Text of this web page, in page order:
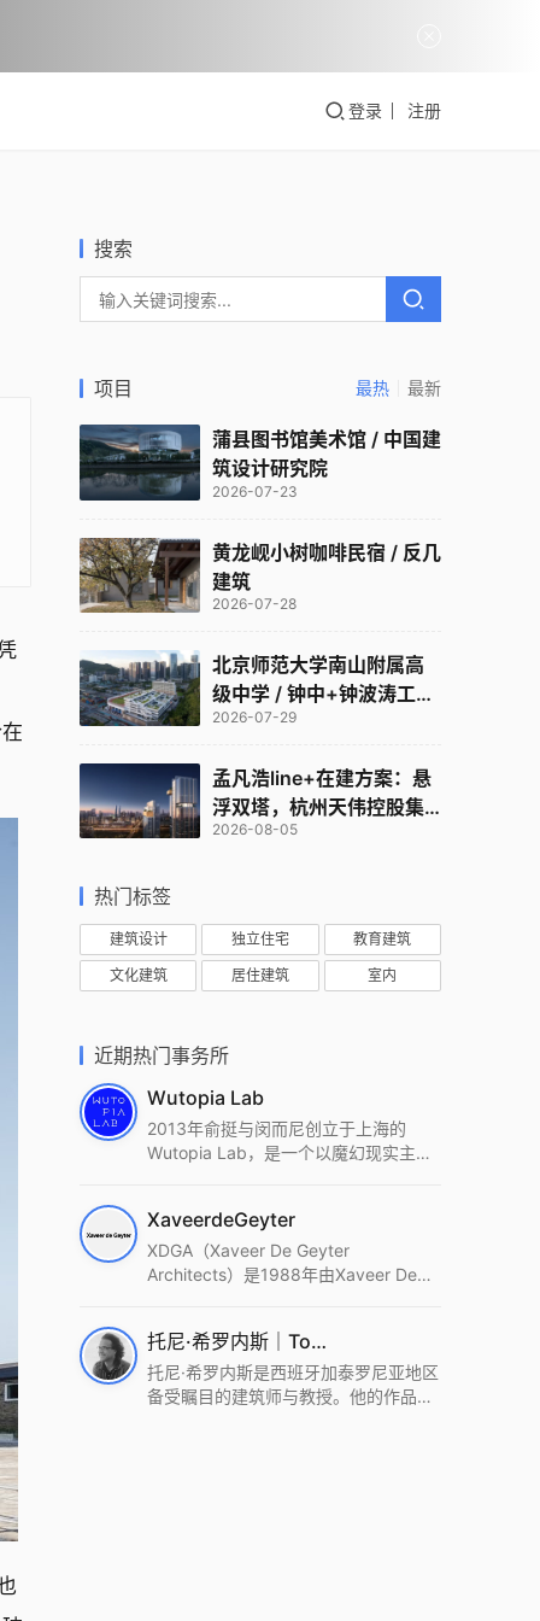
登录 注册
搜索
项目 最热 最新
蒲县图书馆美术馆 / 中国建
筑设计研究院
2026-07-23
黄龙岘小树咖啡民宿 / 反几
建筑
2026-07-28
北京师范大学南山附属高
级中学 / 钟中+钟波涛工作
室
2026-07-29
孟凡浩line+在建方案：悬
浮双塔，杭州天伟控股集
团总部
2026-08-05
热门标签
建筑设计 独立住宅 教育建筑
文化建筑 居住建筑 室内
近期热门事务所
Wutopia Lab
2013年俞挺与闵而尼创立于上海的
Wutopia Lab，是一个以魔幻现实主
统这种新的思维范式为基础，以上海性
和生活性为介入设计的原点，以建筑为
工具，从而推动建筑学和社会学进步。
2022 DFA中获Merit,2021 Architizer
A+ Firm Awards中获Special
Mention：Best Young Firm，2020 IF
XaveerdeGeyter
XDGA（Xaveer De Geyter
Architects）是1988年由Xaveer De
进的设计方法、多元的专业团队和国际
化的作品著称，曾获密斯·凡·德罗奖、
Bigmat奖等多项重要奖项。XDGA主张
托尼·希罗内斯｜Toni Gironès
托尼·希罗内斯是西班牙加泰罗尼亚地区
备受瞩目的建筑师与教授。他的作品深